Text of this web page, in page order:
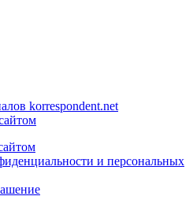
korrespondent.net
и персональных